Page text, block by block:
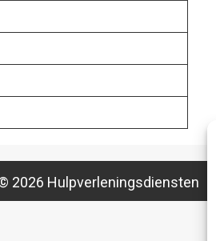
2026 Hulpverleningsdiensten